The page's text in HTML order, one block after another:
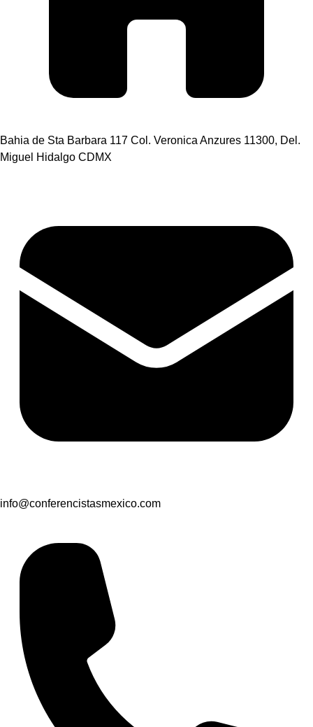
Bahia de Sta Barbara 117 Col. Veronica Anzures 11300, Del.
Miguel Hidalgo CDMX
info@conferencistasmexico.com